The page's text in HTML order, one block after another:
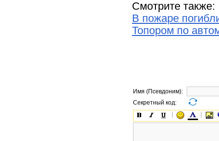
Смотрите также:
В пожаре
Топором по
Имя (Псевдоним):
Секретный код: